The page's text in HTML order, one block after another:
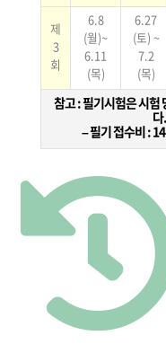
제
3
회
6.8
(월)~
6.11
(목)
6.27
(토) ~
7.2
(목)
참고 : 필기시험은 시험
– 필기 접수비 :